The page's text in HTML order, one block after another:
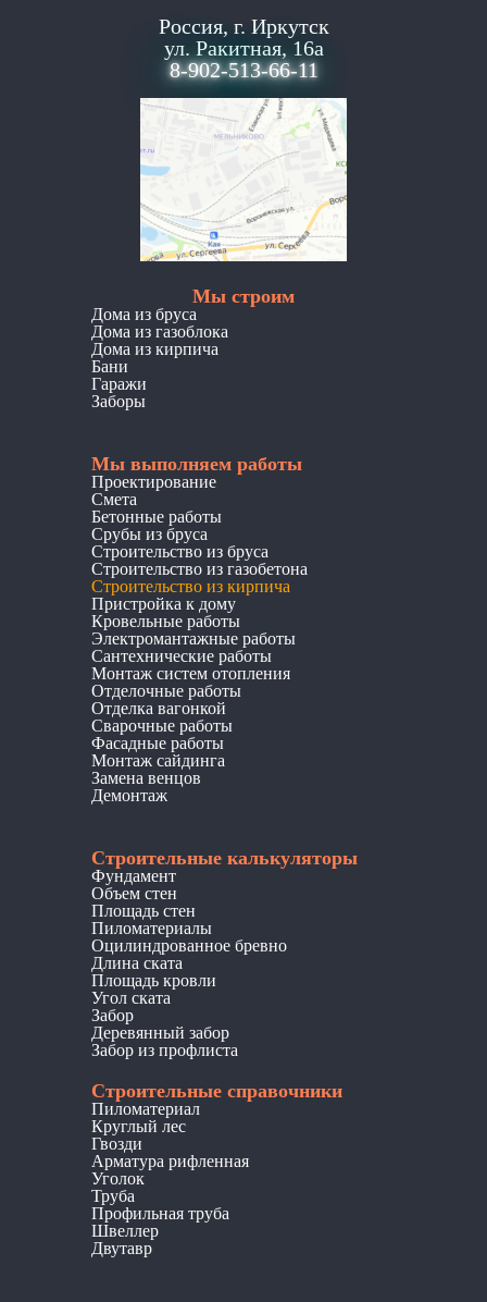
Россия, г. Иркутск
ул. Ракитная, 16а
8-902-513-66-11
Мы строим
Дома из бруса
Дома из газоблока
Дома из кирпича
Бани
Гаражи
Заборы
Мы выполняем работы
Проектирование
Смета
Бетонные работы
Срубы из бруса
Строительство из бруса
Строительство из газобетона
Строительство из кирпича
Пристройка к дому
Кровельные работы
Электромантажные работы
Сантехнические работы
Монтаж систем отопления
Отделочные работы
Отделка вагонкой
Сварочные работы
Фасадные работы
Монтаж сайдинга
Замена венцов
Демонтаж
Строительные калькуляторы
Фундамент
Объем стен
Площадь стен
Пиломатериалы
Оцилиндрованное бревно
Длина ската
Площадь кровли
Угол ската
Забор
Деревянный забор
Забор из профлиста
Строительные справочники
Пиломатериал
Круглый лес
Гвозди
Арматура рифленная
Уголок
Труба
Профильная труба
Швеллер
Двутавр